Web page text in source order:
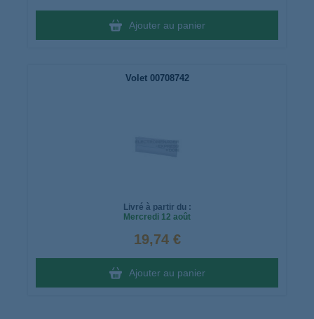
Ajouter au panier
Volet 00708742
Livré à partir du :
Mercredi 12 août
19,74 €
Ajouter au panier